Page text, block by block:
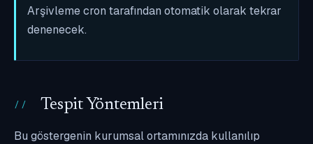
Arşivleme cron tarafından otomatik olarak tekrar
denenecek.
Tespit Yöntemleri
Bu göstergenin kurumsal ortamınızda kullanılıp